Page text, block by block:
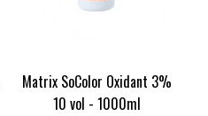
Matrix SoColor Oxidant 3%
10 vol - 1000ml